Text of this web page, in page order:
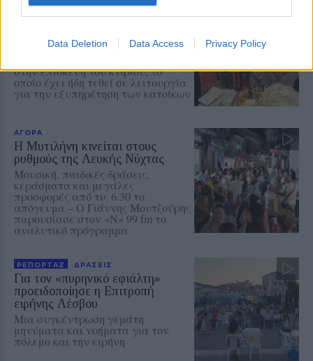
Data Deletion Data Access Privacy Policy
ΧΩΡΙΑ
Αγιασμός στο ανακαινισμένο
Παλαιοχωρίου
στην επισκευή του κτιρίου, το
οποίο έχει ήδη τεθεί σε λειτουργία
για την εξυπηρέτηση των κατοίκων
ΑΓΟΡΑ
Η Μυτιλήνη κινείται στους
ρυθμούς της Λευκής Νύχτας
Μουσική, παιδικές δράσεις,
κεράσματα και μεγάλες
προσφορές από τις 6.30 το
απόγευμα – Ο Γιάννης Μουτζούρης
παρουσίασε στον «Ν» 99 fm το
αναλυτικό πρόγραμμα
ΡΕΠΟΡΤΑΖ ΔΡΑΣΕΙΣ
Για τον «πυρηνικό εφιάλτη»
προειδοποίησε η Επιτροπή
ειρήνης Λέσβου
Μια συγκέντρωση γεμάτη
μηνύματα και νοήματα για τον
πόλεμο και την ειρήνη